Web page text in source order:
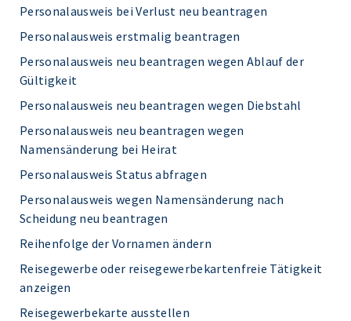
Personalausweis bei Verlust neu beantragen
Personalausweis erstmalig beantragen
Personalausweis neu beantragen wegen Ablauf der
Gültigkeit
Personalausweis neu beantragen wegen Diebstahl
Personalausweis neu beantragen wegen
Namensänderung bei Heirat
Personalausweis Status abfragen
Personalausweis wegen Namensänderung nach
Scheidung neu beantragen
Reihenfolge der Vornamen ändern
Reisegewerbe oder reisegewerbekartenfreie Tätigkeit
anzeigen
Reisegewerbekarte ausstellen